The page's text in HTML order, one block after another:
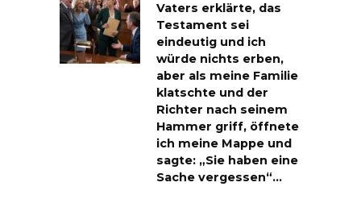
Vaters erklärte, das
Testament sei
eindeutig und ich
würde nichts erben,
aber als meine Familie
klatschte und der
Richter nach seinem
Hammer griff, öffnete
ich meine Mappe und
sagte: „Sie haben eine
Sache vergessen“…